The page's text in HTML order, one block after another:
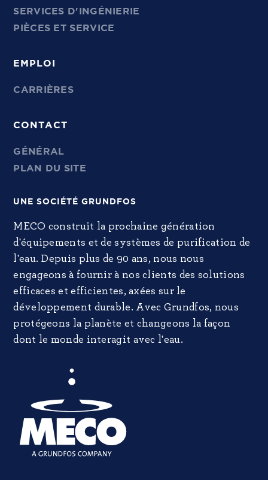
SERVICES D'INGÉNIERIE
PIÈCES ET SERVICE
EMPLOI
CARRIÈRES
CONTACT
GÉNÉRAL
PLAN DU SITE
UNE SOCIÉTÉ GRUNDFOS
MECO construit la prochaine génération
d'équipements et de systèmes de purification de
l'eau. Depuis plus de 90 ans, nous nous
engageons à fournir à nos clients des solutions
efficaces et efficientes, axées sur le
développement durable. Avec Grundfos, nous
protégeons la planète et changeons la façon
dont le monde interagit avec l'eau.